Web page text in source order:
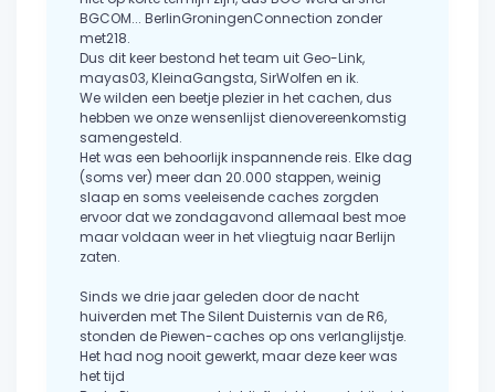
BGCOM... BerlinGroningenConnection zonder
met218.
Dus dit keer bestond het team uit Geo-Link,
mayas03, KleinaGangsta, SirWolfen en ik.
We wilden een beetje plezier in het cachen, dus
hebben we onze wensenlijst dienovereenkomstig
samengesteld.
Het was een behoorlijk inspannende reis. Elke dag
(soms ver) meer dan 20.000 stappen, weinig
slaap en soms veeleisende caches zorgden
ervoor dat we zondagavond allemaal best moe
maar voldaan weer in het vliegtuig naar Berlijn
zaten.
Sinds we drie jaar geleden door de nacht
huiverden met The Silent Duisternis van de R6,
stonden de Piewen-caches op ons verlanglijstje.
Het had nog nooit gewerkt, maar deze keer was
het tijd